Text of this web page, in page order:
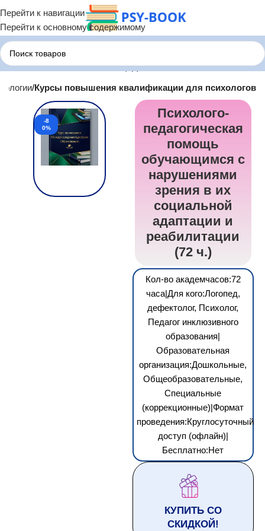
Перейти к навигации
Перейти к основному содержимому
Курсы повышения квалификации для психологов
-8
0%
Психолого-
педагогическая
помощь
обучающимся с
нарушениями
зрения в их
социальной
адаптации и
реабилитации
(72 ч.)
Кол-во академчасов:72
часа|Для кого:Логопед,
дефектолог, Психолог,
Педагог инклюзивного
образования|
Образовательная
организация:Дошкольные,
Общеобразовательные,
Специальные
(коррекционные)|Формат
проведения:Круглосуточный
доступ (офлайн)|
Бесплатно:Нет
КУПИТЬ СО
СКИДКОЙ!